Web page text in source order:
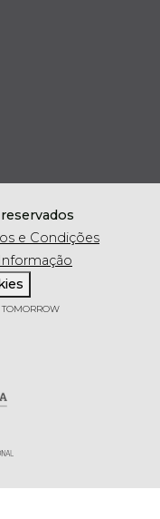
e Condições